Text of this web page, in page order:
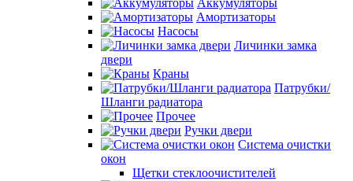
Аккумуляторы
Амортизаторы
Насосы
Личинки замка
двери
Краны
Патрубки/
Шланги радиатора
Прочее
Ручки двери
Система очистки
окон
Щетки стеклоочистителей